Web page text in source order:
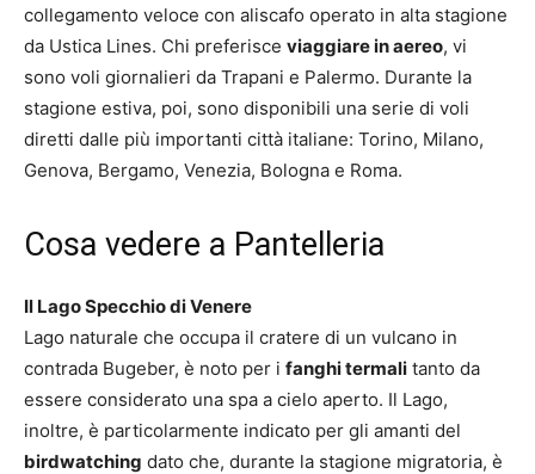
collegamento veloce con aliscafo operato in alta stagione
da Ustica Lines. Chi preferisce viaggiare in aereo, vi
sono voli giornalieri da Trapani e Palermo. Durante la
stagione estiva, poi, sono disponibili una serie di voli
diretti dalle più importanti città italiane: Torino, Milano,
Genova, Bergamo, Venezia, Bologna e Roma.
Cosa vedere a Pantelleria
Il Lago Specchio di Venere
Lago naturale che occupa il cratere di un vulcano in
contrada Bugeber, è noto per i fanghi termali tanto da
essere considerato una spa a cielo aperto. Il Lago,
inoltre, è particolarmente indicato per gli amanti del
birdwatching dato che, durante la stagione migratoria, è